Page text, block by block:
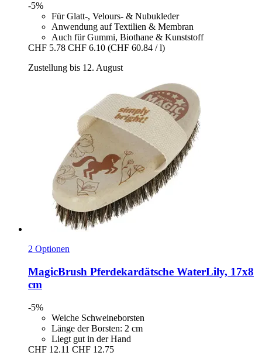
-5%
Für Glatt-, Velours- & Nubukleder
Anwendung auf Textilien & Membran
Auch für Gummi, Biothane & Kunststoff
CHF 5.78 CHF 6.10 (CHF 60.84 / l)
Zustellung bis 12. August
2 Optionen
MagicBrush Pferdekardätsche WaterLily, 17x8
cm
-5%
Weiche Schweineborsten
Länge der Borsten: 2 cm
Liegt gut in der Hand
CHF 12.11 CHF 12.75